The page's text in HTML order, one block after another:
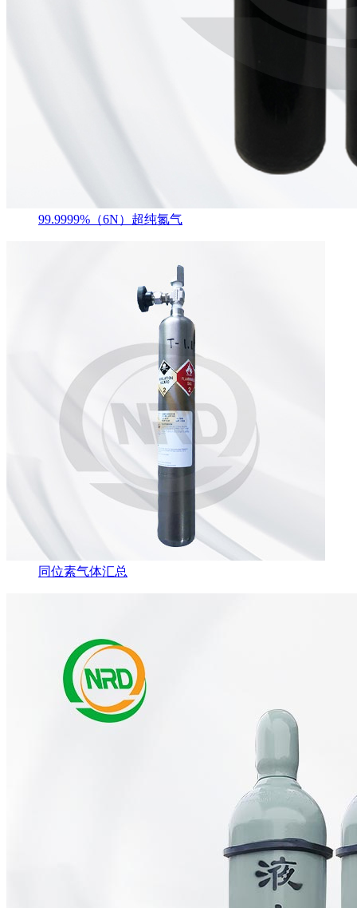
99.9999%（6N）超纯氮气
同位素气体汇总